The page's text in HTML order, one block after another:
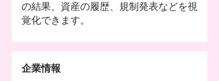
の結果、資産の履歴、規制発表などを視
覚化できます。
企業情報